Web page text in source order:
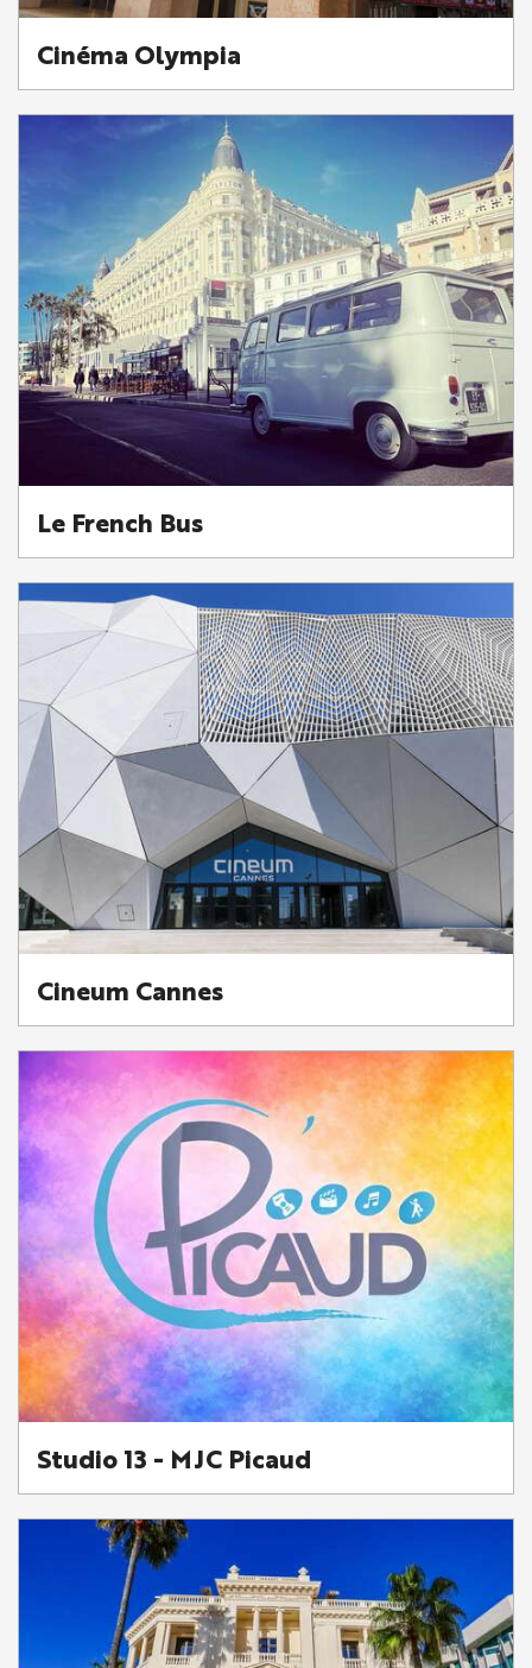
Cinéma Olympia
Le French Bus
Cineum Cannes
Studio 13 - MJC Picaud